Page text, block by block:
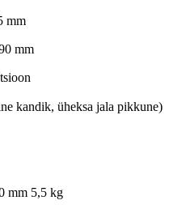
mm
mm
kandik, üheksa jala pikkune)
mm 5,5 kg